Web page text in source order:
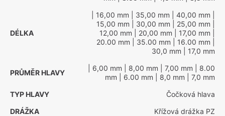
DÉLKA
| 16,00 mm | 35,00 mm | 40,00 mm
15,00 mm | 30,00 mm | 25,00 mm
12,00 mm | 20,00 mm | 17,00 mm
20.00 mm | 35.00 mm | 16.00 mm
30,0 mm | 17,0 mm
PRŮMĚR HLAVY
| 6,00 mm | 8,00 mm | 7,00 mm | 8.00
mm | 6.00 mm | 8,0 mm | 7,0 mm
TYP HLAVY
Čočková hlava
DRÁŽKA
Křížová drážka PZ